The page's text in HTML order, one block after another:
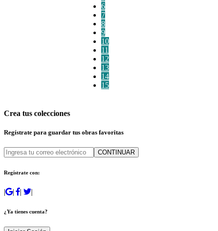
6
7
8
9
10
11
12
13
14
15
Crea tus colecciones
Regístrate para guardar tus obras favoritas
CONTINUAR
Regístrate con:
| | | |
¿Ya tienes cuenta?